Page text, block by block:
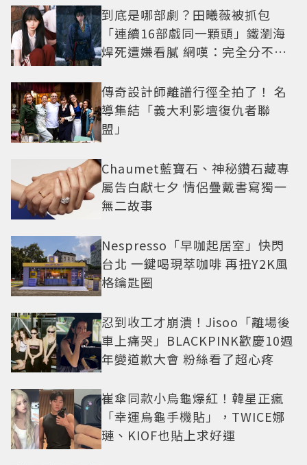
到底是哪部劇？田曦薇被抓包
「連續16部戲同一顆頭」鐵瀏海
焊死遭嫌看膩 網嘆：完全分不出
傳奇設計師離譜行徑全拍了！ 名
導集結「義大利影壇復仇者聯
盟」
Chaumet藍寶石、神秘鑽石藏專
屬告白獻七夕 情侶疊戴書寫獨一
無二故事
Nespresso「早咖起居室」快閃
台北 一鍵喝現萃咖啡 再扭Y2K風
格鑰匙圈
忍到收工才崩潰！Jisoo「離場後
車上痛哭」BLACKPINK歡慶10週
年變道歉大會 粉絲看了超心疼
崔傘同款小烏龜爆紅！韓星正瘋
「幸運烏龜手機貼」，TWICE娜
璉、KIOF也貼上求好運